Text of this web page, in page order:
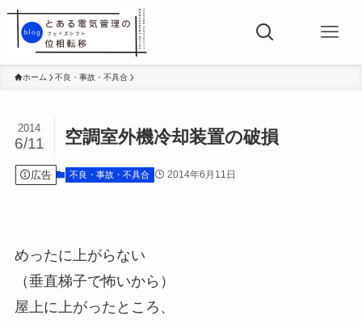
ホーム 不良・事故・不具合
空調室外機冷却装置の破損
2014
6/11
広告 不良・事故・不具合 2014年6月11日
めったに上がらない
（垂直梯子で怖いから）
屋上に上がったところ、